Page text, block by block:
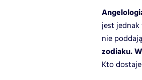
jest
nie
zodiaku.
Kto